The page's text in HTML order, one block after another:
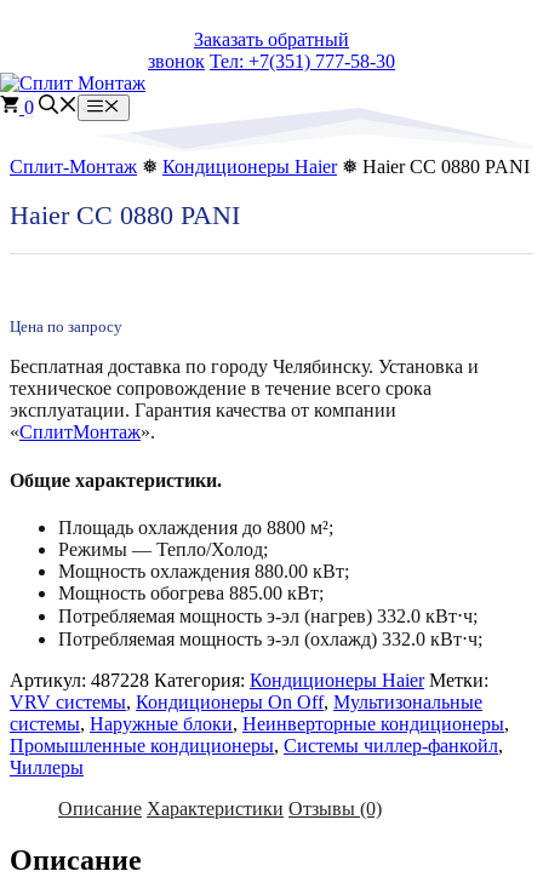
Заказать обратный
звонок Тел: +7(351) 777-58-30
0 Меню
Сплит-Монтаж ❅ Кондиционеры Haier❅ Haier CC 0880 PANI
Haier CC 0880 PANI
Цена по запросу
Бесплатная доставка по городу Челябинску. Установка и
техническое сопровождение в течение всего срока
эксплуатации. Гарантия качества от компании
«СплитМонтаж».
Общие характеристики.
Площадь охлаждения до 8800 м²;
Режимы — Тепло/Холод;
Мощность охлаждения 880.00 кВт;
Мощность обогрева 885.00 кВт;
Потребляемая мощность э-эл (нагрев) 332.0 кВт⋅ч;
Потребляемая мощность э-эл (охлажд) 332.0 кВт⋅ч;
Артикул: 487228 Категория: Кондиционеры Haier Метки:
VRV системы, Кондиционеры On Off, Мультизональные
системы, Наружные блоки, Неинверторные кондиционеры,
Промышленные кондиционеры, Системы чиллер-фанкойл,
Чиллеры
Описание Характеристики Отзывы (0)
Описание